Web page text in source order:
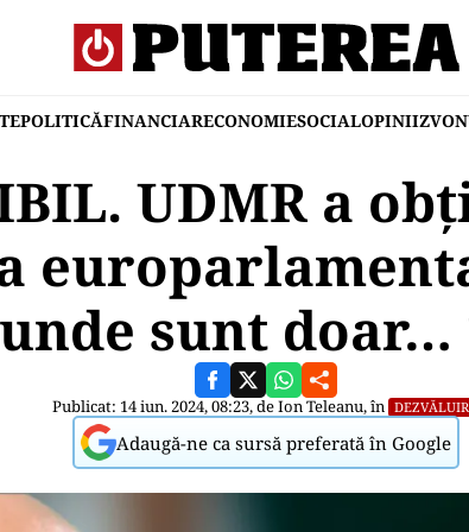
POLITICĂFINANCIARECONOMIESOCIALOPINII
UDMR a
sunt
Publicat: 14 iun. 2024, 08:23, deIon Teleanu, în
Adaugă-ne ca sursă preferată în Google